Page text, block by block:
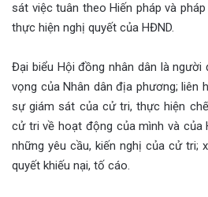
sát việc tuân theo Hiến pháp và
thực hiện nghị quyết của HĐND.
Đại biểu Hội đồng nhân dân là người
vọng của Nhân dân địa phương; liên
sự giám sát của cử tri, thực hiện
cử tri về hoạt động của mình và của
những yêu cầu, kiến nghị của cử tri;
quyết khiếu nại, tố cáo.